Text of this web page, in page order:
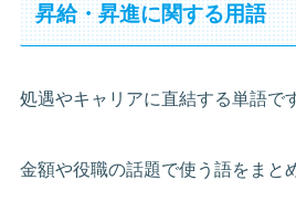
昇給・昇進に関する用語
処遇やキャリアに直結する単語で
金額や役職の話題で使う語をまと